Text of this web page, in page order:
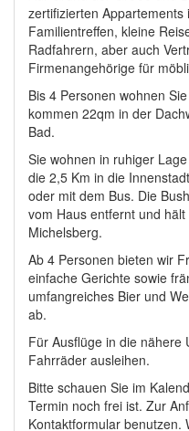
zertifizierten Appartements
Familientreffen, kleine
Radfahrern, aber auch
Firmenangehörige für
Bis 4 Personen wohnen
kommen 22qm in der
Bad.
Sie wohnen in ruhiger
die 2,5 Km in die
oder mit dem Bus. Die
vom Haus entfernt und
Michelsberg.
Ab 4 Personen bieten wir
einfache Gerichte sowie
umfangreiches Bier und
ab.
Für Ausflüge in die nähere
Fahrräder ausleihen.
Bitte schauen Sie im
Termin noch frei ist. Zur
Kontaktformular benutzen.